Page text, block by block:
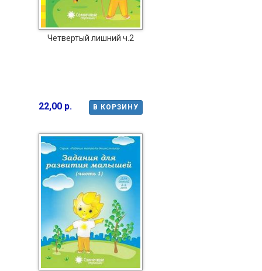
Четвертый лишний ч.2
В КОРЗИНУ
22,00 р.